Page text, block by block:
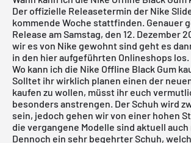
Der offizielle Releasetermin der Nike
kommende Woche stattfinden. Genauer
Release am Samstag, den 12. Dezember
wir es von Nike gewohnt sind geht es
in den hier aufgeführten Onlineshops los.
Wo kann ich die Nike Offline Black Gum
Solltet ihr wirklich planen einen der
kaufen zu wollen, müsst ihr euch
besonders anstrengen. Der Schuh wird
sein, jedoch gehen wir von einer hohen
die vergangene Modelle sind aktuell
Dennoch ein sehr begehrter Schuh,